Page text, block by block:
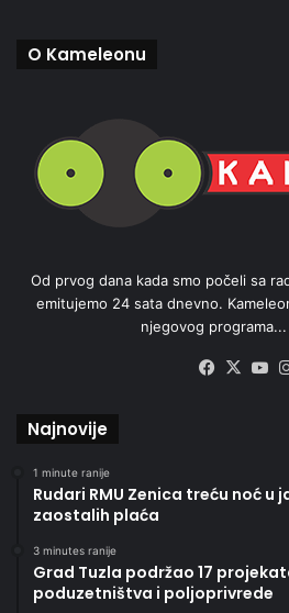
O Kameleonu
Od prvog dana kada smo počeli sa
emitujemo 24 sata dnevno.
njegovog programa...
X
Najnovije
1 minute ranije
Rudari RMU Zenica treću noć u
zaostalih plaća
3 minutes ranije
Grad Tuzla podržao 17
poduzetništva i poljoprivrede